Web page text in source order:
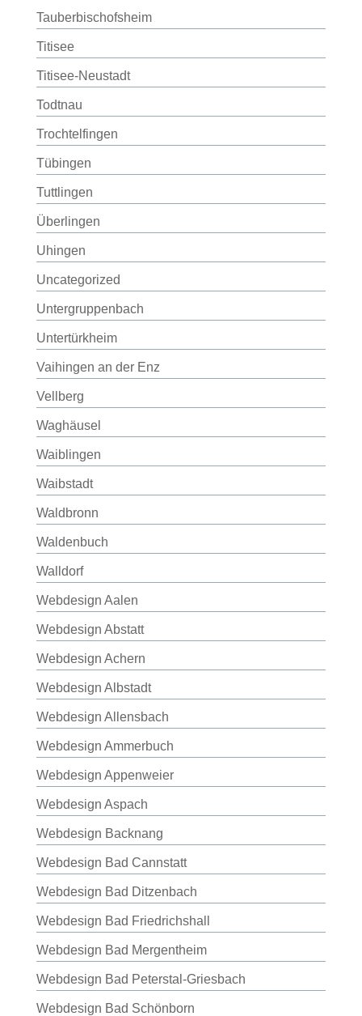
Tauberbischofsheim
Titisee
Titisee-Neustadt
Todtnau
Trochtelfingen
Tübingen
Tuttlingen
Überlingen
Uhingen
Uncategorized
Untergruppenbach
Untertürkheim
Vaihingen an der Enz
Vellberg
Waghäusel
Waiblingen
Waibstadt
Waldbronn
Waldenbuch
Walldorf
Webdesign Aalen
Webdesign Abstatt
Webdesign Achern
Webdesign Albstadt
Webdesign Allensbach
Webdesign Ammerbuch
Webdesign Appenweier
Webdesign Aspach
Webdesign Backnang
Webdesign Bad Cannstatt
Webdesign Bad Ditzenbach
Webdesign Bad Friedrichshall
Webdesign Bad Mergentheim
Webdesign Bad Peterstal-Griesbach
Webdesign Bad Schönborn